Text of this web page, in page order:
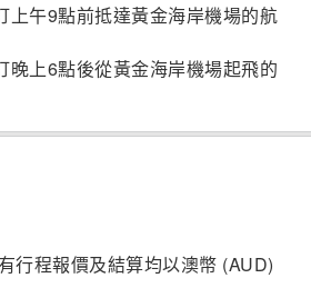
上午9點前抵達黃金海岸機場的航
晚上6點後從黃金海岸機場起飛的
行程報價及結算均以澳幣 (AUD)